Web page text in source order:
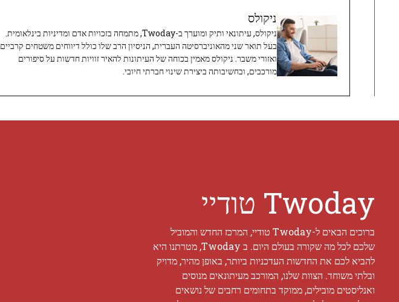
ניקולס
ניקולס, עיתונאי ותיק ומוערך ב-Twoday, מתמחה בזכויות אדם ומדיניות בינלאומית.
בעל תואר שני מהאוניברסיטה העברית, הניסיון הרב שלו כולל דיווחים משטחים קרביים
ואזורי משבר. ניקולס מאמין בכוחה של העיתונות להאיר זוויות חדשות על סיפורים
מורכבים, ובחשיבותה ביצירת שינוי חברתי חיובי.
Twoday טודיי
ברוכים הבאים ל-Twoday טודיי, המרכז החדש והמוביל
שלכם לכל מה שקורה בעולם היום. ב Twoday, מטרתנו היא
להביא לכם את החדשות העדכניות ביותר, באופן מהיר, מדויק
ובלתי משוחד. הצוות שלנו, המורכב מעיתונאים מנוסים
ואנליסטים מובילים, ממוקד בתחומים רחבים של נושאים